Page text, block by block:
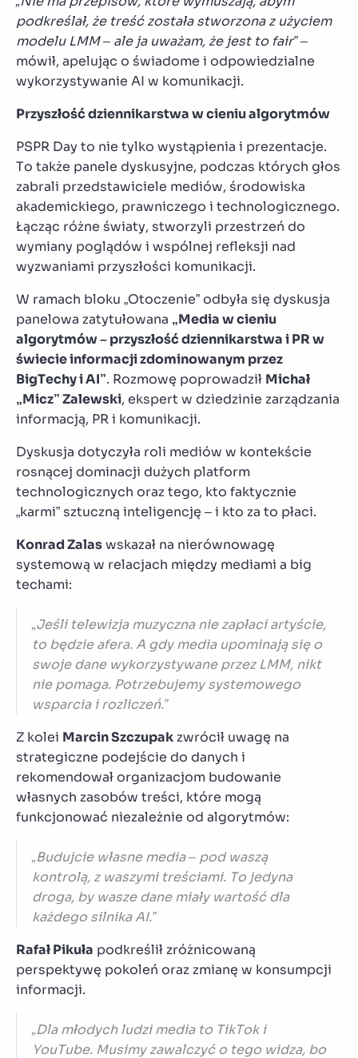
podkreślał, że treść została stworzona z użyciem
modelu LMM – ale ja uważam, że jest to fair”–
mówił, apelując o świadome i odpowiedzialne
wykorzystywanie AI w komunikacji.
Przyszłość dziennikarstwa w cieniu algorytmów
PSPR Day to nie tylko wystąpienia i prezentacje.
To także panele dyskusyjne, podczas których głos
zabrali przedstawiciele mediów, środowiska
akademickiego, prawniczego i technologicznego.
Łącząc różne światy, stworzyli przestrzeń do
wymiany poglądów i wspólnej refleksji nad
wyzwaniami przyszłości komunikacji.
W ramach bloku „Otoczenie” odbyła się dyskusja
panelowa zatytułowana „Media w cieniu
algorytmów – przyszłość dziennikarstwa i PR w
świecie informacji zdominowanym przez
BigTechy i AI”. Rozmowę poprowadził Michał
„Micz” Zalewski, ekspert w dziedzinie zarządzania
informacją, PR i komunikacji.
Dyskusja dotyczyła roli mediów w kontekście
rosnącej dominacji dużych platform
technologicznych oraz tego, kto faktycznie
„karmi” sztuczną inteligencję – i kto za to płaci.
Konrad Zalaswskazał na nierównowagę
systemową w relacjach między mediami a big
techami:
„Jeśli telewizja muzyczna nie zapłaci artyście,
to będzie afera. A gdy media upominają się o
swoje dane wykorzystywane przez LMM, nikt
nie pomaga. Potrzebujemy systemowego
wsparcia i rozliczeń.”
Z kolei Marcin Szczupak zwrócił uwagę na
strategiczne podejście do danych i
rekomendował organizacjom budowanie
własnych zasobów treści, które mogą
funkcjonować niezależnie od algorytmów:
„Budujcie własne media – pod waszą
kontrolą, z waszymi treściami. To jedyna
droga, by wasze dane miały wartość dla
każdego silnika AI.”
Rafał Pikuła podkreślił zróżnicowaną
perspektywę pokoleń oraz zmianę w konsumpcji
informacji.
„Dla młodych ludzi media to TikTok i
YouTube. Musimy zawalczyć o tego widza, bo